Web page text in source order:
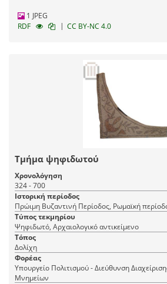
1 JPEG
RDF
| CC BY-NC 4.0
Τμήμα ψηφιδωτού
Χρονολόγηση
324 - 700
Ιστορική περίοδος
Πρώιμη Βυζαντινή Περίοδος, Ρωμαϊκή
Τύπος τεκμηρίου
Ψηφιδωτό, Αρχαιολογικό αντικείμενο
Τόπος
Δολίχη
Φορέας
Υπουργείο Πολιτισμού - Διεύθυνση
Μνημείων